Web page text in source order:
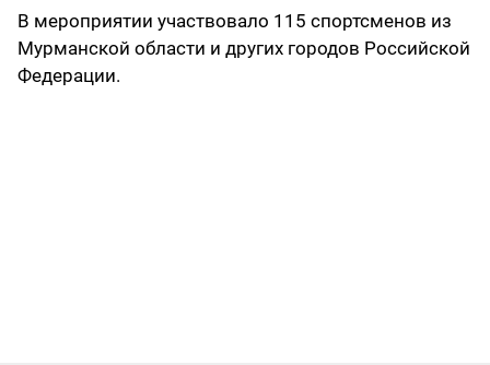
В мероприятии участвовало 115 спортсменов из
Мурманской области и других городов Российской
Федерации.